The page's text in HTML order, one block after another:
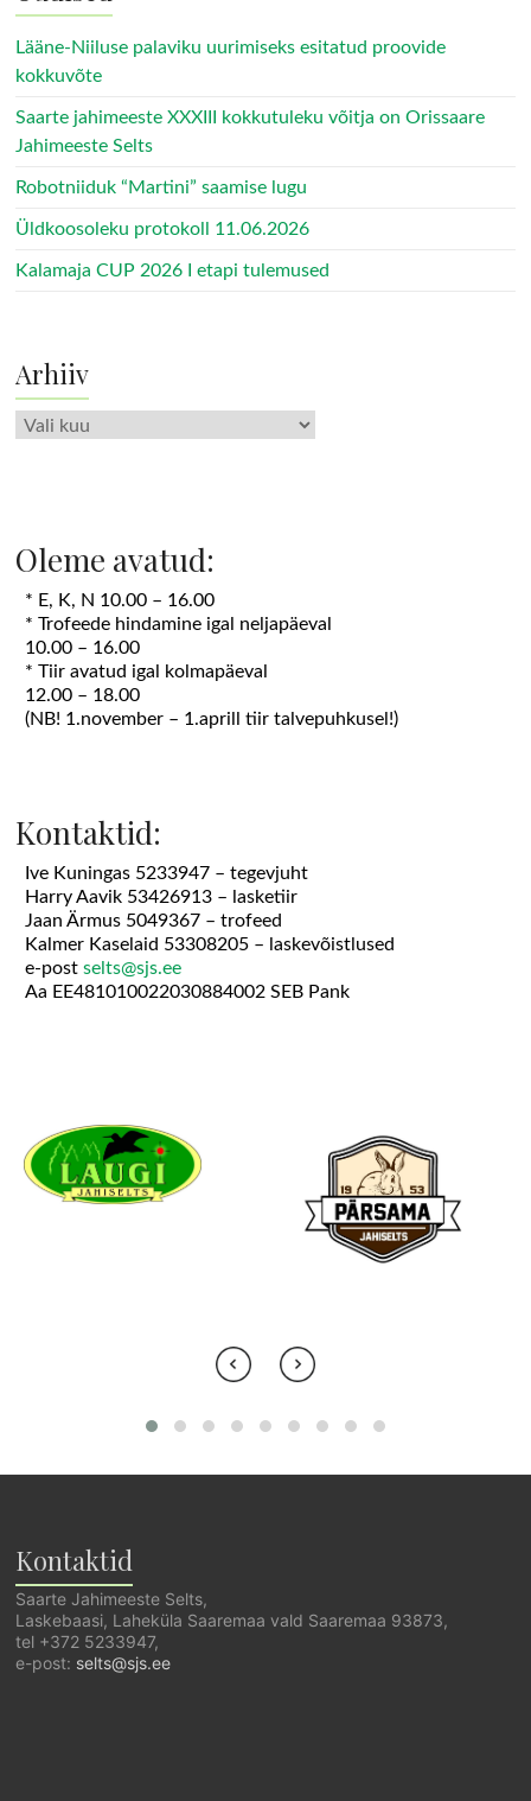
Lääne-Niiluse palaviku uurimiseks esitatud proovide
kokkuvõte
Saarte jahimeeste XXXIII kokkutuleku võitja on Orissaare
Jahimeeste Selts
Robotniiduk “Martini” saamise lugu
Üldkoosoleku protokoll 11.06.2026
Kalamaja CUP 2026 I etapi tulemused
Arhiiv
Arhiiv
Oleme avatud:
* E, K, N 10.00 – 16.00
* Trofeede hindamine igal neljapäeval
10.00 – 16.00
* Tiir avatud igal kolmapäeval
12.00 – 18.00
(NB! 1.november – 1.aprill tiir talvepuhkusel!)
Kontaktid:
Ive Kuningas 5233947 – tegevjuht
Harry Aavik 53426913 – lasketiir
Jaan Ärmus 5049367 – trofeed
Kalmer Kaselaid 53308205 – laskevõistlused
e-postselts@sjs.ee
Aa EE481010022030884002 SEB Pank
Kontaktid
Saarte Jahimeeste Selts,
Laskebaasi, Laheküla Saaremaa vald Saaremaa 93873,
tel +372 5233947,
e-post: selts@sjs.ee